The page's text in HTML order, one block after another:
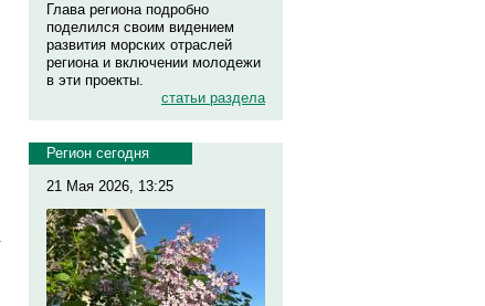
Глава региона подробно
поделился своим видением
развития морских отраслей
региона и включении молодежи
в эти проекты.
статьи раздела
Регион сегодня
21 Мая 2026, 13:25